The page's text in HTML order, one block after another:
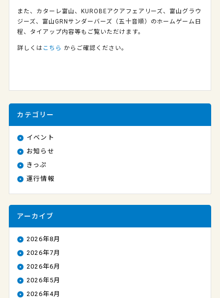
また、カターレ富山、KUROBEアクアフェアリーズ、富山グラウ
ジーズ、富山GRNサンダーバーズ（五十音順）のホームゲーム日
程、タイアップ内容等もご覧いただけます。
詳しくは こちら からご確認ください。
カテゴリー
イベント
お知らせ
きっぷ
運行情報
アーカイブ
2026年8月
2026年7月
2026年6月
2026年5月
2026年4月